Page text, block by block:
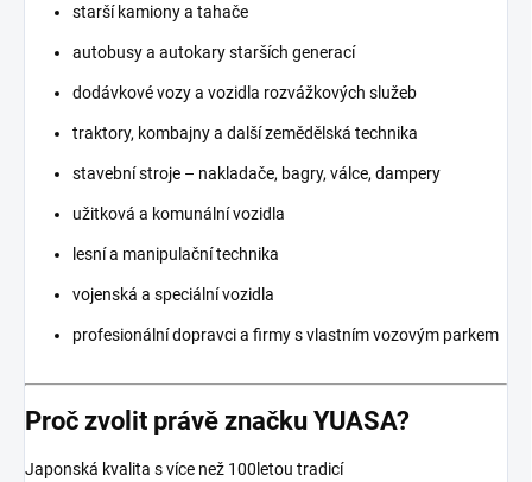
starší kamiony a tahače
autobusy a autokary starších generací
dodávkové vozy a vozidla rozvážkových služeb
traktory, kombajny a další zemědělská technika
stavební stroje – nakladače, bagry, válce, dampery
užitková a komunální vozidla
lesní a manipulační technika
vojenská a speciální vozidla
profesionální dopravci a firmy s vlastním vozovým parkem
Proč zvolit právě značku YUASA?
Japonská kvalita s více než 100letou tradicí